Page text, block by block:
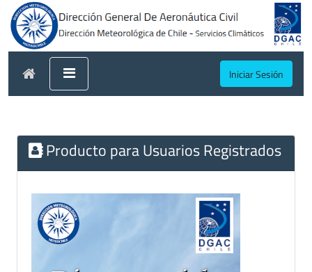
Iniciar Sesión
Producto para Usuarios Registrados